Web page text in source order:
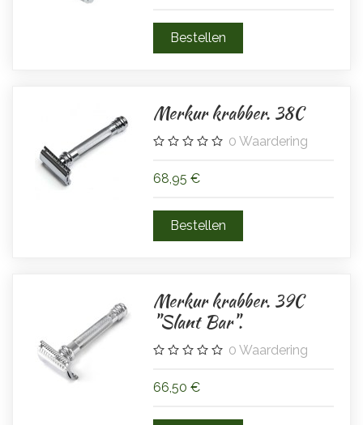
Merkur krabber. 38C
0 Waardering
68,95 €
Merkur krabber. 39C
"Slant Bar".
0 Waardering
66,50 €